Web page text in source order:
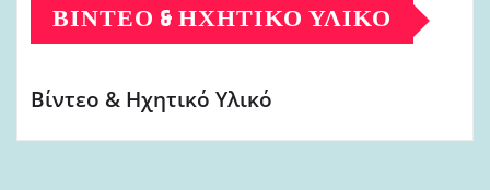
ΒΊΝΤΕΟ & ΗΧΗΤΙΚΌ ΥΛΙΚΌ
Βίντεο & Ηχητικό Υλικό